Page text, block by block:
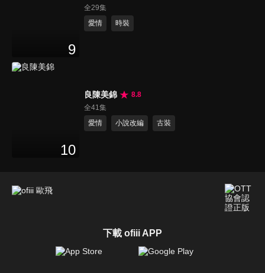
9
全29集
愛情
時裝
10
良陳美錦
8.8
全41集
愛情
小說改編 古裝
下載 ofiii APP